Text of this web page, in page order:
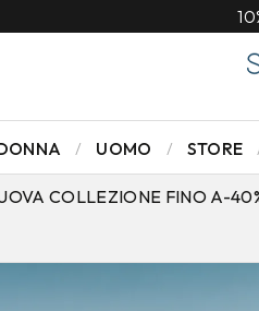
COLLEZIONE FINO A-
UOMO STORE